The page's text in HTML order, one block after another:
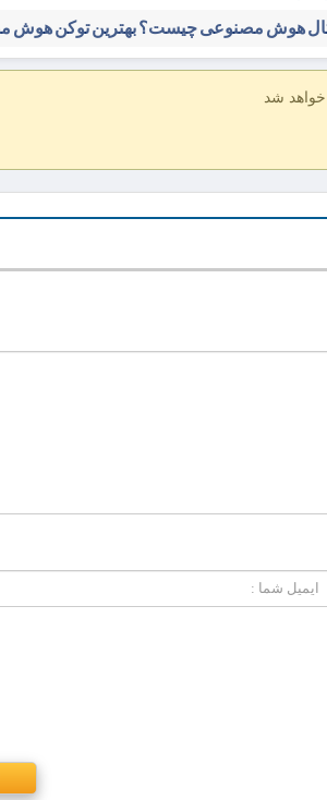
هوش مصنوعی چیست؟ بهترین توکن هوش
شد